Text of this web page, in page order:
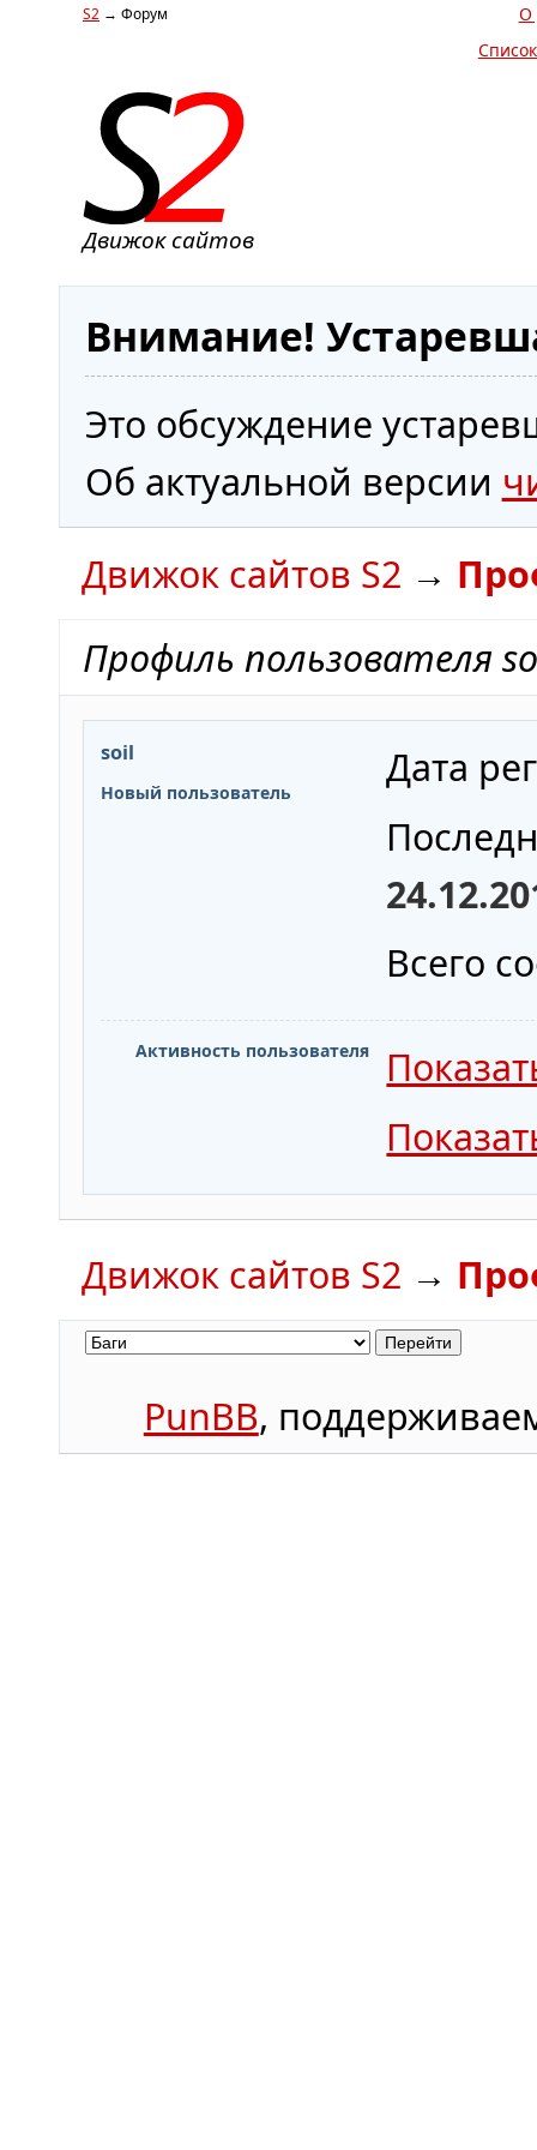
О
S2→ Форум
Движок сайтов
Внимание!
Это обсуждение
Об актуальной версии
Движок сайтов S2 →
Профиль пользователя
soil
Новый пользователь
Дата
Всего
Активность пользователя
Движок сайтов S2 →
PunBB,